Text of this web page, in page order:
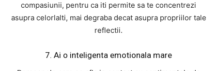
compasiunii, pentru ca iti permite sa te concentrezi
asupra celorlalti, mai degraba decat asupra propriilor tale
reflectii.
7. Ai o inteligenta emotionala mare